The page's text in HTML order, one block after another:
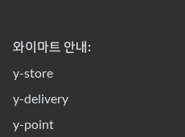
와이마트 안내:
y-store
y-delivery
y-point